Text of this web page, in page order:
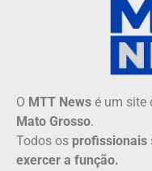
O MTT News é um site
Mato Grosso.
Todos os profissionais
exercer a função.